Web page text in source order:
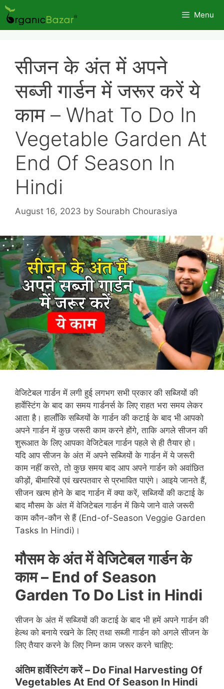
Skip
to
content
Menu
सीजन के अंत में अपने
सब्जी गार्डन में जरूर करें ये
काम – What To Do In
Vegetable Garden At
End Of Season In
Hindi
August 16, 2023 by Sourabh Chourasiya
वेजिटेबल गार्डन में लगी हुई लगभग सभी प्रकार की सब्जियों की
हार्वेस्टिंग के बाद का समय गार्डनर्स के लिए राहत भरा समय लेकर
आता है। हालाँकि सब्जियों के गार्डन की कटाई के बाद भी आपको
अपने गार्डन में कुछ जरूरी काम करने होंगे, ताकि अगले सीजन की
शुरूआत के लिए आपका वेजिटेबल गार्डन पहले से ही तैयार हो।
यदि आप सीजन के अंत में अपने सब्जियों के गार्डन में ये जरूरी
काम नहीं करते, तो कुछ समय बाद आप अपने गार्डन को अवांछित
कीड़ों, बीमारियों एवं खरपतवार से प्रभावित पाएंगे। आइये जानते हैं,
सीजन खत्म होने के बाद गार्डन में क्या करें, सब्जियों की कटाई के
बाद मौसम के अंत में वेजिटेबल गार्डन में किये जाने वाले जरूरी
काम कौन-कौन से हैं (End-of-Season Veggie Garden
Tasks In Hindi)।
मौसम के अंत में वेजिटेबल गार्डन के
काम – End of Season
Garden To Do List in Hindi
सीजन के अंत में सब्जियों की कटाई के बाद भी हमें अपने गार्डन की
हेल्थ को बनाये रखने के लिए तथा सब्जी गार्डन को अगले सीजन के
लिए तैयार करने के लिए निम्न काम जरूर करने चाहिए:
अंतिम हार्वेस्टिंग करें – Do Final Harvesting Of
Vegetables At End Of Season In Hindi